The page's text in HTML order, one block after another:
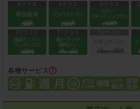
各種サービス